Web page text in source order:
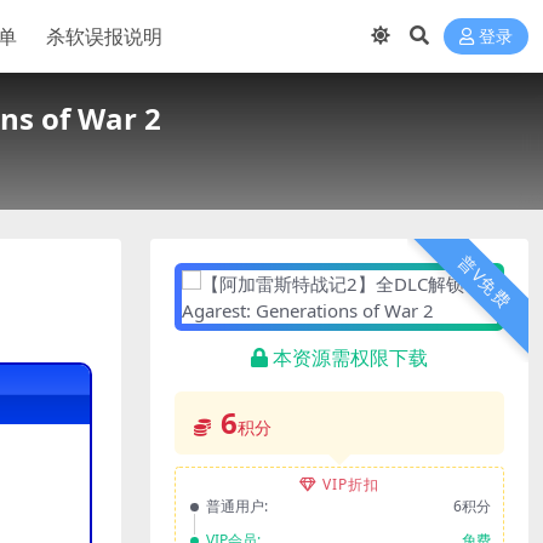
杀软误报说明 登录
of War 2
普V免费
本资源需权限下载
6积分
VIP折扣
普通用户:
6积分